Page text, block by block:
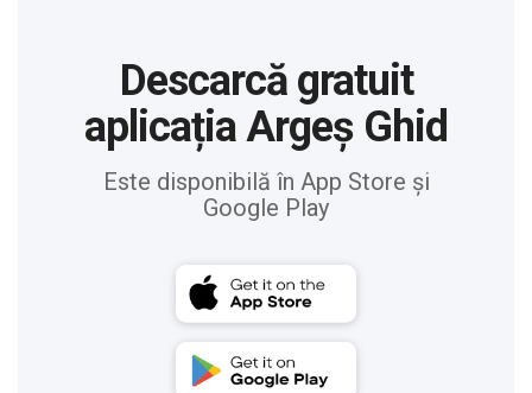
Descarcă gratuit
aplicația Argeș Ghid
Este disponibilă în App Store și
Google Play